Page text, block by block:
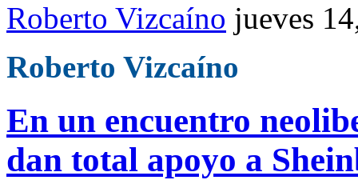
Roberto Vizcaíno jueves
Roberto Vizcaíno
En un encuentro
dan total apoyo a